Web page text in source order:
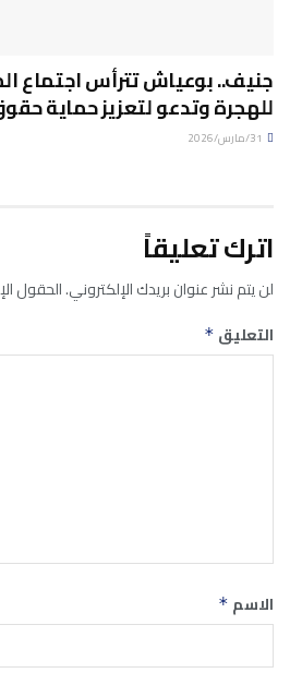
جنيف.. بوعياش تترأس اجتماع
للهجرة وتدعو لتعزيز حماية
اترك تعليقاً
لن يتم نشر عنوان بريدك الإلكتروني.الحقول
التعليق *
الاسم *